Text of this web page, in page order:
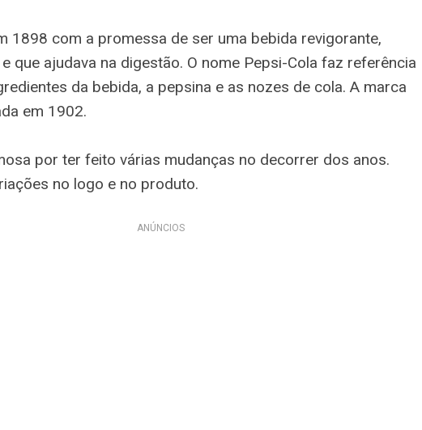
1898 com a promessa de ser uma bebida revigorante,
que ajudava na digestão. O nome Pepsi-Cola faz referência
da bebida, a pepsina e as nozes de cola. A marca
em 1902.
por ter feito várias mudanças no decorrer dos anos.
no logo e no produto.
ANÚNCIOS